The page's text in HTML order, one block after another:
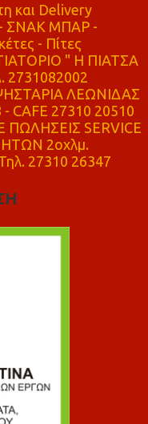
και Delivery
ΣΝΑΚ ΜΠΑΡ -
- Πίτες
" Η ΠΙΑΤΣΑ
ΛΕΩΝΙΔΑΣ
27310 20510
SERVICE
2οχλμ.
27310 26347